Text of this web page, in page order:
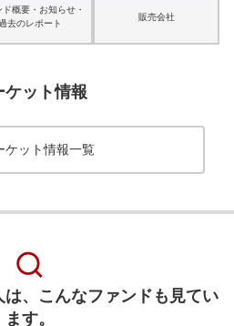
ド概要・お知らせ・
去のレポート
販売会社
ケット情報
ケット情報一覧
、こんなファンドも見てい
ます。